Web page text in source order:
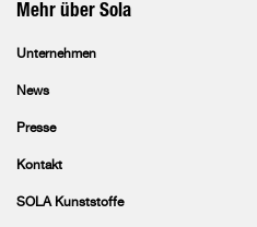
Mehr über Sola
Unternehmen
News
Presse
Kontakt
SOLA Kunststoffe